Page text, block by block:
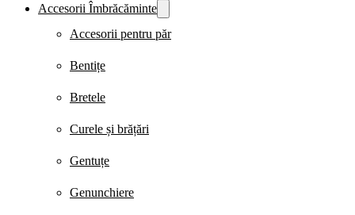
Accesorii Îmbrăcăminte
Accesorii pentru păr
Bentițe
Bretele
Curele și brățări
Gentuțe
Genunchiere